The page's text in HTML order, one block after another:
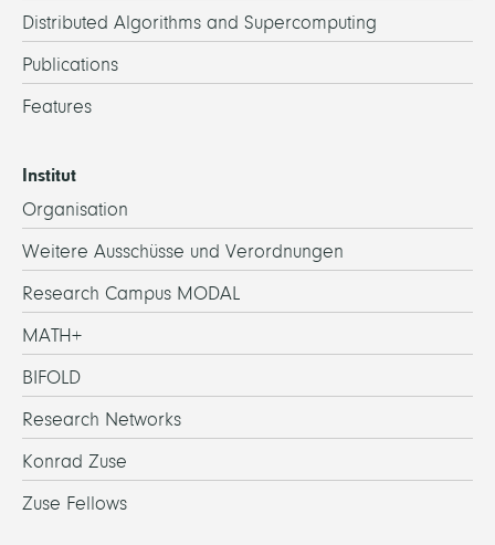
Distributed Algorithms and Supercomputing
Publications
Features
Institut
Organisation
Weitere Ausschüsse und Verordnungen
Research Campus MODAL
MATH+
BIFOLD
Research Networks
Konrad Zuse
Zuse Fellows